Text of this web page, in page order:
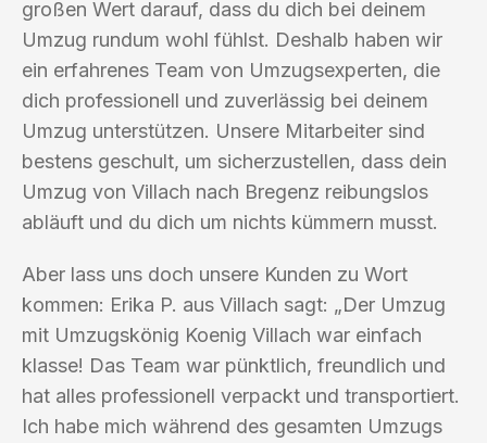
großen Wert darauf, dass du dich bei deinem
Umzug rundum wohl fühlst. Deshalb haben wir
ein erfahrenes Team von Umzugsexperten, die
dich professionell und zuverlässig bei deinem
Umzug unterstützen. Unsere Mitarbeiter sind
bestens geschult, um sicherzustellen, dass dein
Umzug von Villach nach Bregenz reibungslos
abläuft und du dich um nichts kümmern musst.
Aber lass uns doch unsere Kunden zu Wort
kommen: Erika P. aus Villach sagt: „Der Umzug
mit Umzugskönig Koenig Villach war einfach
klasse! Das Team war pünktlich, freundlich und
hat alles professionell verpackt und transportiert.
Ich habe mich während des gesamten Umzugs